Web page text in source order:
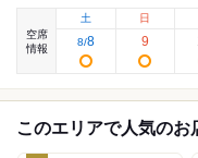
空席
情報
土
8/8
日
9
このエリアで人気のお